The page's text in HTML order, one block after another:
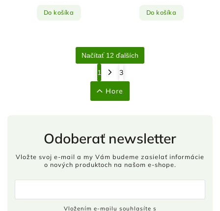
Do košíka Do košíka
Načítať 12 ďalších
1 3
Hore
Odoberať newsletter
Vložte svoj e-mail a my Vám budeme zasielať informácie
o nových produktoch na našom e-shope.